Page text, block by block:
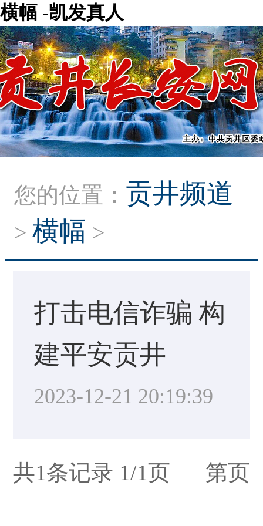
横幅 -凯发真人
您的位置： 贡井频道
>横幅 >
打击电信诈骗 构
建平安贡井
2023-12-21 20:19:39
共1条记录 1/1页 第页